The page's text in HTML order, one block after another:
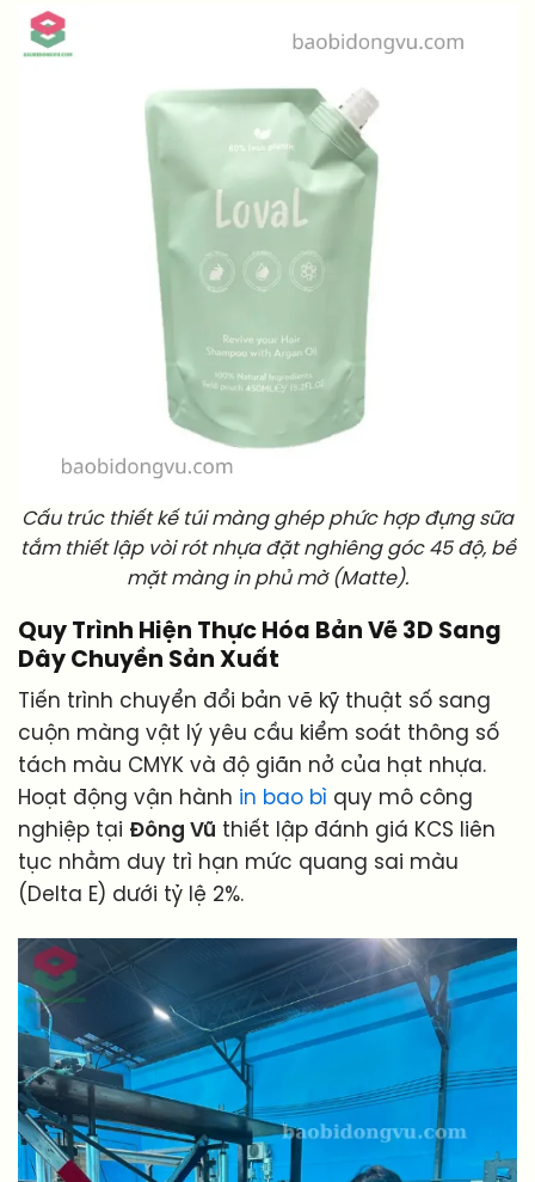
Cấu trúc thiết kế túi màng ghép phức hợp đựng sữa
tắm thiết lập vòi rót nhựa đặt nghiêng góc 45 độ, bề
mặt màng in phủ mờ (Matte).
Quy Trình Hiện Thực Hóa Bản Vẽ 3D Sang
Dây Chuyền Sản Xuất
Tiến trình chuyển đổi bản vẽ kỹ thuật số sang
cuộn màng vật lý yêu cầu kiểm soát thông số
tách màu CMYK và độ giãn nở của hạt nhựa.
Hoạt động vận hành in bao bì quy mô công
nghiệp tại Đông Vũ thiết lập đánh giá KCS liên
tục nhằm duy trì hạn mức quang sai màu
(Delta E) dưới tỷ lệ 2%.